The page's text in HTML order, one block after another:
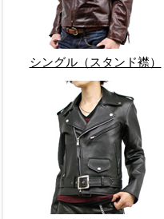
シングル（スタンド襟）